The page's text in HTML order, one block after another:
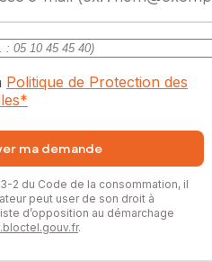
Politique de Protection des
*
ma demande
2 du Code de la consommation, il
peut user de son droit à
d’opposition au démarchage
.